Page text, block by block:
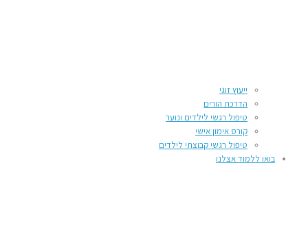
ייעוץ זוגי
הדרכת הורים
טיפול רגשי לילדים ונוער
קורס אימון אישי
טיפול רגשי קבוצתי לילדים
בואו ללמוד אצלנו